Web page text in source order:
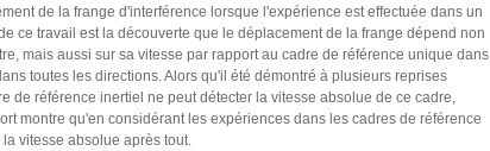
de la frange d'interférence lorsque l'expérience est effectuée dans un
ce travail est la découverte que le déplacement de la frange dépend non
mais aussi sur sa vitesse par rapport au cadre de référence unique dans
toutes les directions. Alors qu'il été démontré à plusieurs reprises
de référence inertiel ne peut détecter la vitesse absolue de ce cadre,
montre qu'en considérant les expériences dans les cadres de référence
vitesse absolue après tout.